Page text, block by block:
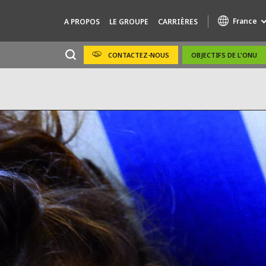
A PROPOS LE GROUPE CARRIÈRES France
CONTACTEZ-NOUS OBJECTIFS DE L'ONU